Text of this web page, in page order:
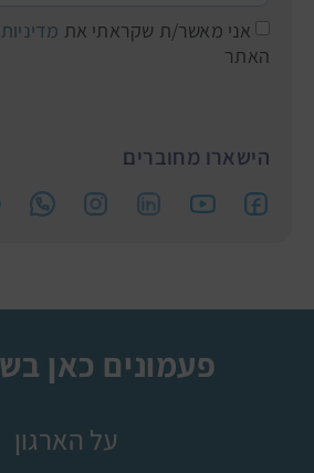
אני מאשר/ת שקראתי את
האתר
הישארו מחוברים
פעמונים כאן
על הארגון